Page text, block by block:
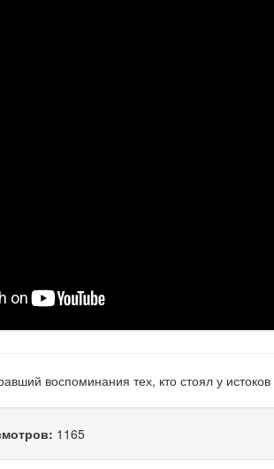
воспоминания тех, кто стоял у
1165